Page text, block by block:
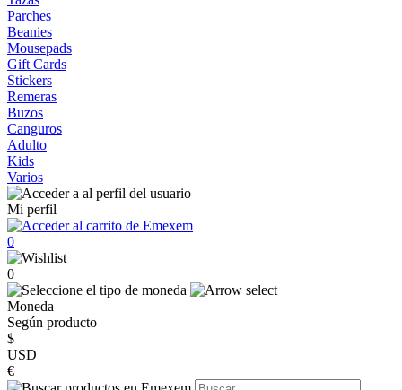
Parches
Beanies
Mousepads
Gift Cards
Stickers
Remeras
Buzos
Canguros
Adulto
Kids
Varios
Mi perfil
0
0
Moneda
Según producto
$
USD
€